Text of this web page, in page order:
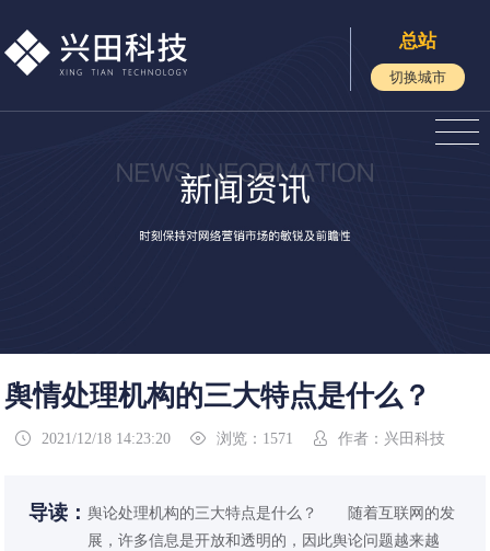
总站
切换城市
舆情处理机构的三大特点是什么？
 2021/12/18 14:23:20  浏览：1571  作者：兴田科技
导读：舆论处理机构的三大特点是什么？ 随着互联网的发
展，许多信息是开放和透明的，因此舆论问题越来越